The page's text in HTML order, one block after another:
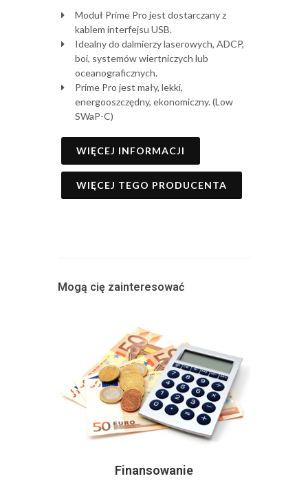
Moduł Prime Pro jest dostarczany z
kablem interfejsu USB.
Idealny do dalmierzy laserowych, ADCP,
boi, systemów wiertniczych lub
oceanograficznych.
Prime Pro jest mały, lekki,
energooszczędny, ekonomiczny. (Low
SWaP-C)
WIĘCEJ INFORMACJI
WIĘCEJ TEGO PRODUCENTA
Mogą cię zainteresować
Finansowanie